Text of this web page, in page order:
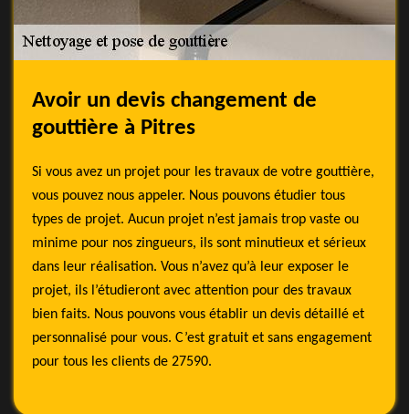
Avoir un devis changement de
gouttière à Pitres
Si vous avez un projet pour les travaux de votre gouttière,
vous pouvez nous appeler. Nous pouvons étudier tous
types de projet. Aucun projet n’est jamais trop vaste ou
minime pour nos zingueurs, ils sont minutieux et sérieux
dans leur réalisation. Vous n’avez qu’à leur exposer le
projet, ils l’étudieront avec attention pour des travaux
bien faits. Nous pouvons vous établir un devis détaillé et
personnalisé pour vous. C’est gratuit et sans engagement
pour tous les clients de 27590.